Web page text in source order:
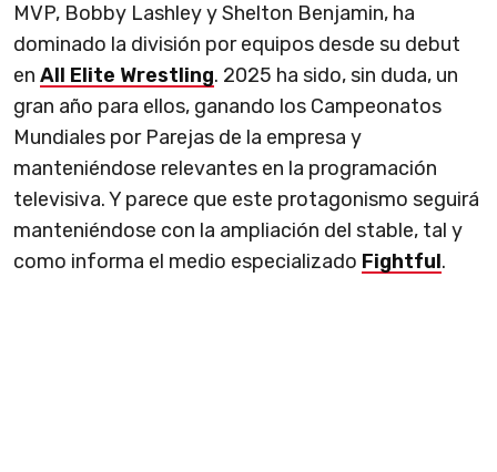
MVP, Bobby Lashley y Shelton Benjamin, ha
dominado la división por equipos desde su debut
en All Elite Wrestling. 2025 ha sido, sin duda, un
gran año para ellos, ganando los Campeonatos
Mundiales por Parejas de la empresa y
manteniéndose relevantes en la programación
televisiva. Y parece que este protagonismo seguirá
manteniéndose con la ampliación del stable, tal y
como informa el medio especializado Fightful.